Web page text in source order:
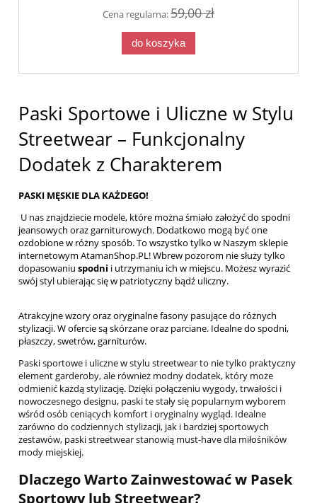
Cena regularna:59,00 zł
do koszyka
Paski Sportowe i Uliczne w Stylu
Streetwear – Funkcjonalny
Dodatek z Charakterem
PASKI MĘSKIE DLA KAŻDEGO!
U nas znajdziecie modele, które można śmiało założyć do spodni
jeansowych oraz garniturowych. Dodatkowo mogą być one
ozdobione w różny sposób. To wszystko tylko w Naszym sklepie
internetowym AtamanShop.PL! Wbrew pozorom nie służy tylko
dopasowaniu spodni i utrzymaniu ich w miejscu. Możesz wyrazić
swój styl ubierając się w patriotyczny bądź uliczny.
Atrakcyjne wzory oraz oryginalne fasony pasujące do różnych
stylizacji.W ofercie są skórzane oraz parciane. Idealne do spodni,
płaszczy, swetrów, garniturów.
Paski sportowe i uliczne w stylu streetwear to nie tylko praktyczny
element garderoby, ale również modny dodatek, który może
odmienić każdą stylizację. Dzięki połączeniu wygody, trwałości i
nowoczesnego designu, paski te stały się popularnym wyborem
wśród osób ceniących komfort i oryginalny wygląd. Idealne
zarówno do codziennych stylizacji, jak i bardziej sportowych
zestawów, paski streetwear stanowią must-have dla miłośników
mody miejskiej.
Dlaczego Warto Zainwestować w Pasek
Sportowy lub Streetwear?